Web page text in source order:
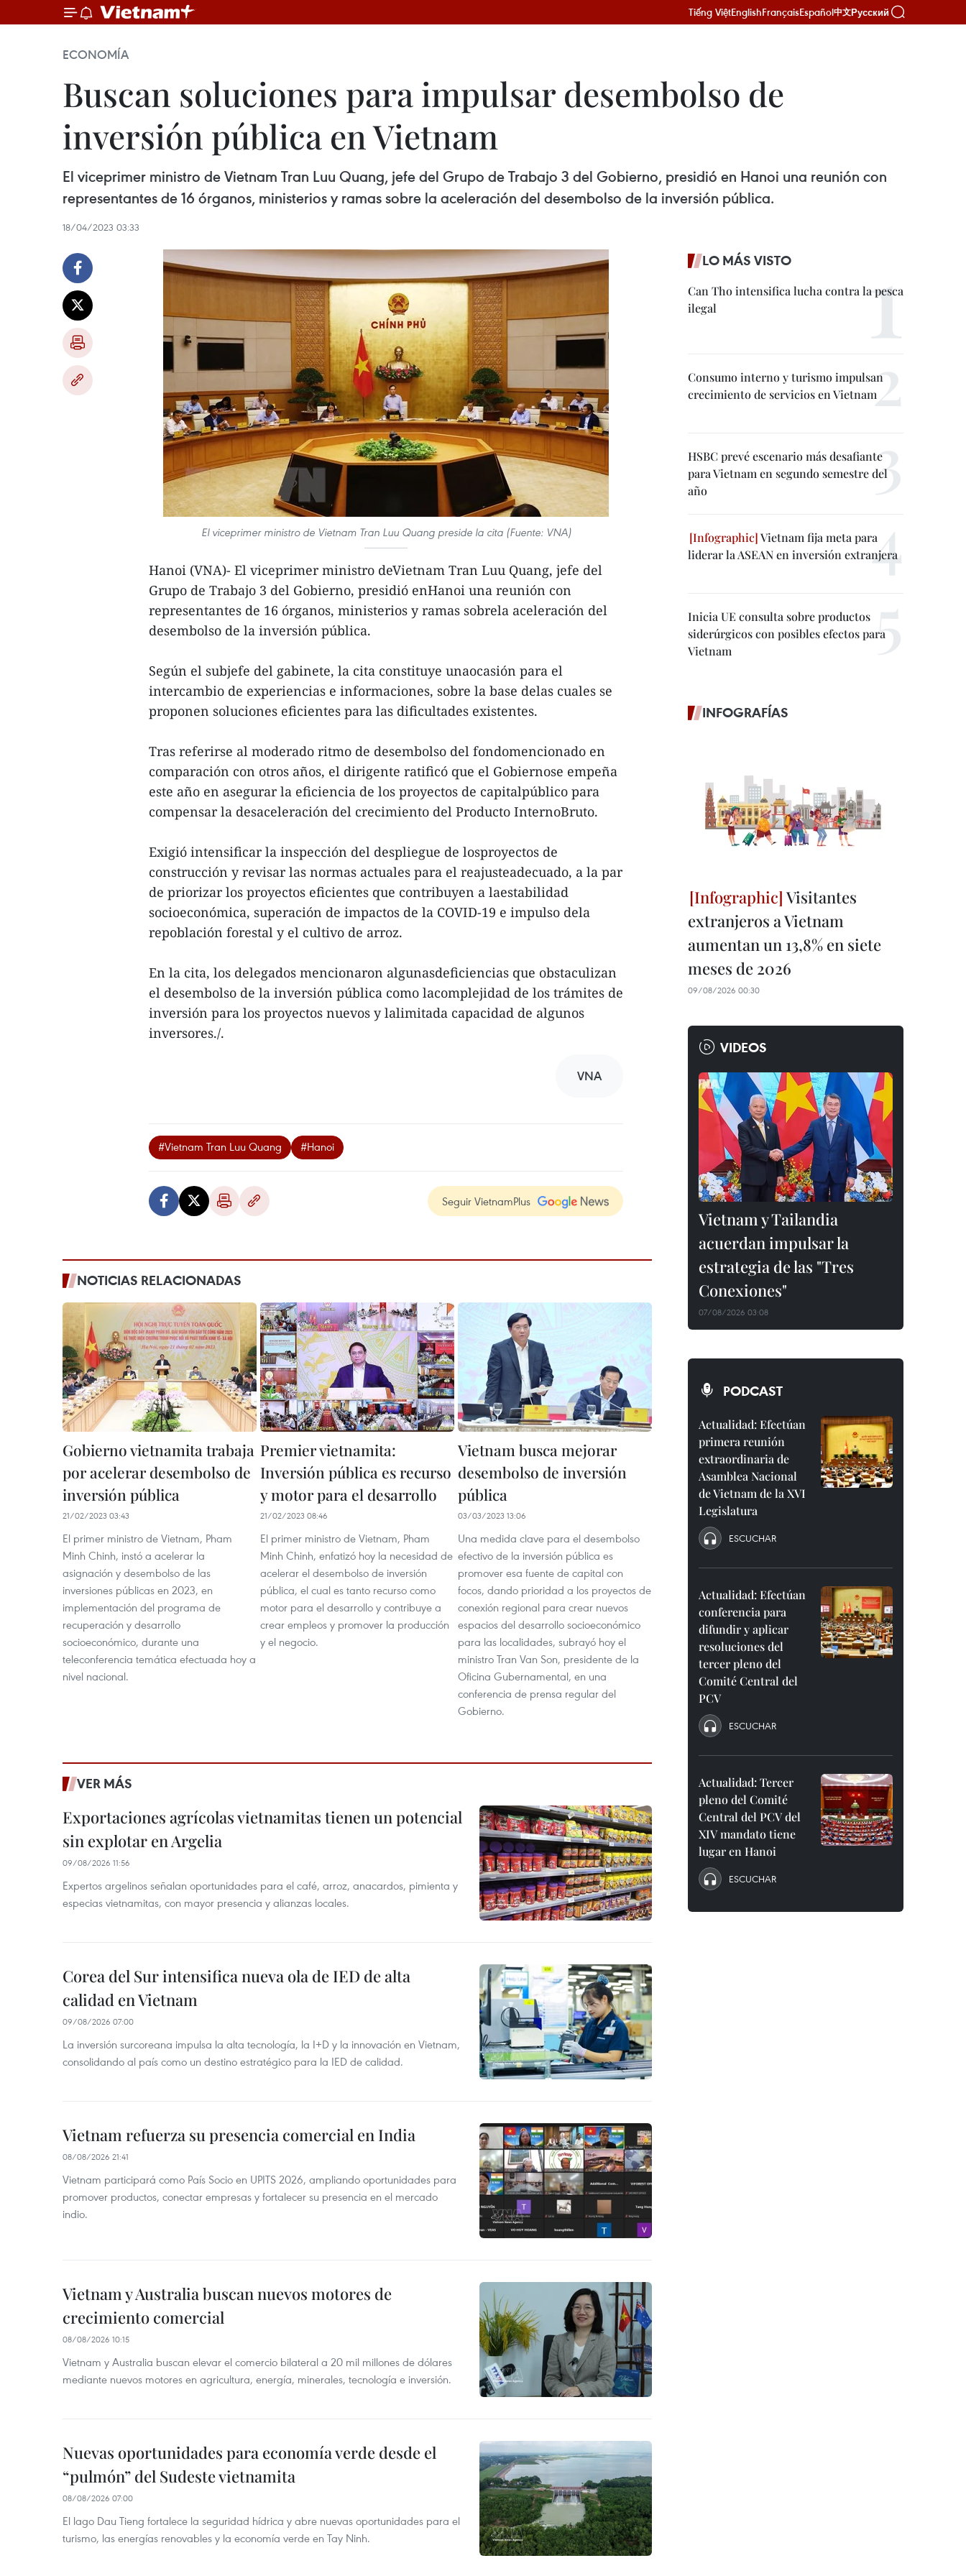
Tiếng ViệtEnglishFrançaisEspañol中文Русский
ECONOMÍA
Buscan soluciones para impulsar desembolso de
inversión pública en Vietnam
El viceprimer ministro de Vietnam Tran Luu Quang, jefe del Grupo de Trabajo 3 del Gobierno, presidió en Hanoi una reunión con
representantes de 16 órganos, ministerios y ramas sobre la aceleración del desembolso de la inversión pública.
18/04/2023 03:33
El viceprimer ministro de Vietnam Tran Luu Quang preside la cita (Fuente: VNA)
Hanoi (VNA)- El viceprimer ministro deVietnam Tran Luu Quang, jefe del
Grupo de Trabajo 3 del Gobierno, presidió enHanoi una reunión con
representantes de 16 órganos, ministerios y ramas sobrela aceleración del
desembolso de la inversión pública.
Según el subjefe del gabinete, la cita constituye unaocasión para el
intercambio de experiencias e informaciones, sobre la base delas cuales se
proponen soluciones eficientes para las dificultades existentes.
Tras referirse al moderado ritmo de desembolso del fondomencionado en
comparación con otros años, el dirigente ratificó que el Gobiernose empeña
este año en asegurar la eficiencia de los proyectos de capitalpúblico para
compensar la desaceleración del crecimiento del Producto InternoBruto.
Exigió intensificar la inspección del despliegue de losproyectos de
construcción y revisar las normas actuales para el reajusteadecuado, a la par
de priorizar los proyectos eficientes que contribuyen a laestabilidad
socioeconómica, superación de impactos de la COVID-19 e impulso dela
repoblación forestal y el cultivo de arroz.
En la cita, los delegados mencionaron algunasdeficiencias que obstaculizan
el desembolso de la inversión pública como lacomplejidad de los trámites de
inversión para los proyectos nuevos y lalimitada capacidad de algunos
inversores./.
VNA
#Vietnam Tran Luu Quang #Hanoi
Seguir VietnamPlus
NOTICIAS RELACIONADAS
Gobierno vietnamita trabaja
por acelerar desembolso de
inversión pública
21/02/2023 03:43
El primer ministro de Vietnam, Pham
Minh Chinh, instó a acelerar la
asignación y desembolso de las
inversiones públicas en 2023, en
implementación del programa de
recuperación y desarrollo
socioeconómico, durante una
teleconferencia temática efectuada hoy a
nivel nacional.
Premier vietnamita:
Inversión pública es recurso
y motor para el desarrollo
21/02/2023 08:46
El primer ministro de Vietnam, Pham
Minh Chinh, enfatizó hoy la necesidad de
acelerar el desembolso de inversión
pública, el cual es tanto recurso como
motor para el desarrollo y contribuye a
crear empleos y promover la producción
y el negocio.
Vietnam busca mejorar
desembolso de inversión
pública
03/03/2023 13:06
Una medida clave para el desembolso
efectivo de la inversión pública es
promover esa fuente de capital con
focos, dando prioridad a los proyectos de
conexión regional para crear nuevos
espacios del desarrollo socioeconómico
para las localidades, subrayó hoy el
ministro Tran Van Son, presidente de la
Oficina Gubernamental, en una
conferencia de prensa regular del
Gobierno.
VER MÁS
Exportaciones agrícolas vietnamitas tienen un potencial
sin explotar en Argelia
09/08/2026 11:56
Expertos argelinos señalan oportunidades para el café, arroz, anacardos, pimienta y
especias vietnamitas, con mayor presencia y alianzas locales.
Corea del Sur intensifica nueva ola de IED de alta
calidad en Vietnam
09/08/2026 07:00
La inversión surcoreana impulsa la alta tecnología, la I+D y la innovación en Vietnam,
consolidando al país como un destino estratégico para la IED de calidad.
Vietnam refuerza su presencia comercial en India
08/08/2026 21:41
Vietnam participará como País Socio en UPITS 2026, ampliando oportunidades para
promover productos, conectar empresas y fortalecer su presencia en el mercado
indio.
Vietnam y Australia buscan nuevos motores de
crecimiento comercial
08/08/2026 10:15
Vietnam y Australia buscan elevar el comercio bilateral a 20 mil millones de dólares
mediante nuevos motores en agricultura, energía, minerales, tecnología e inversión.
Nuevas oportunidades para economía verde desde el
“pulmón” del Sudeste vietnamita
08/08/2026 07:00
El lago Dau Tieng fortalece la seguridad hídrica y abre nuevas oportunidades para el
turismo, las energías renovables y la economía verde en Tay Ninh.
LO MÁS VISTO
Can Tho intensifica lucha contra la pesca
ilegal
Consumo interno y turismo impulsan
crecimiento de servicios en Vietnam
HSBC prevé escenario más desafiante
para Vietnam en segundo semestre del
año
Vietnam fija meta para
liderar la ASEAN en inversión extranjera
Inicia UE consulta sobre productos
siderúrgicos con posibles efectos para
Vietnam
INFOGRAFÍAS
Visitantes
extranjeros a Vietnam
aumentan un 13,8% en siete
meses de 2026
09/08/2026 00:30
VIDEOS
Vietnam y Tailandia
acuerdan impulsar la
estrategia de las "Tres
Conexiones"
07/08/2026 03:08
PODCAST
Actualidad: Efectúan
primera reunión
extraordinaria de
Asamblea Nacional
de Vietnam de la XVI
Legislatura
ESCUCHAR
Actualidad: Efectúan
conferencia para
difundir y aplicar
resoluciones del
tercer pleno del
Comité Central del
PCV
ESCUCHAR
Actualidad: Tercer
pleno del Comité
Central del PCV del
XIV mandato tiene
lugar en Hanoi
ESCUCHAR